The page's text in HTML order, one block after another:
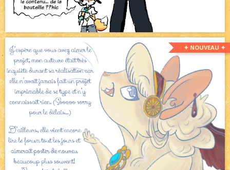
✦ NOUVEAU ✦